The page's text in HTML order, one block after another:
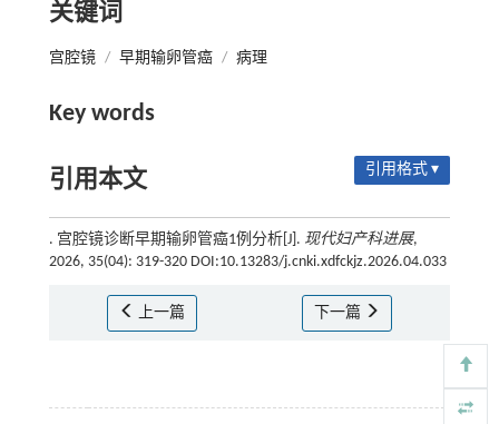
关键词
宫腔镜 / 早期输卵管癌 / 病理
Key words
引用本文 引用格式 ▾
. 宫腔镜诊断早期输卵管癌1例分析[J]. 现代妇产科进展,
2026, 35(04): 319-320 DOI:10.13283/j.cnki.xdfckjz.2026.04.033
上一篇 下一篇